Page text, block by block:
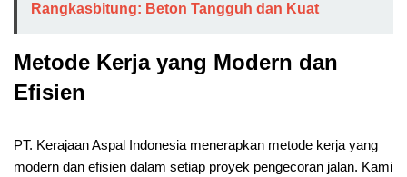
Rangkasbitung: Beton Tangguh dan Kuat
Metode Kerja yang Modern dan
Efisien
PT. Kerajaan Aspal Indonesia menerapkan metode kerja yang
modern dan efisien dalam setiap proyek pengecoran jalan. Kami